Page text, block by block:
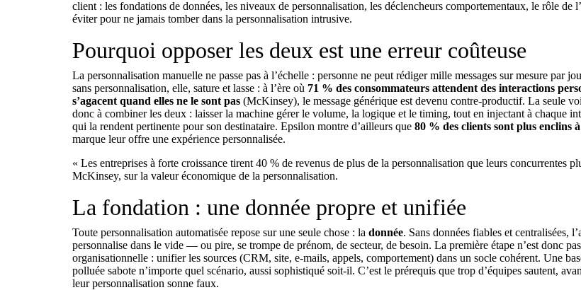
client : les fondations de données, les niveaux de personnalisation, les déclencheurs comportementaux, le rôle de
éviter pour ne jamais tomber dans la personnalisation intrusive.
Pourquoi opposer les deux est une erreur coûteuse
La personnalisation manuelle ne passe pas à l’échelle : personne ne peut rédiger mille messages sur mesure par
sans personnalisation, elle, sature et lasse : à l’ère où 71 % des consommateurs attendent des interactions
s’agacent quand elles ne le sont pas (McKinsey), le message générique est devenu contre-productif. La seule
donc à combiner les deux : laisser la machine gérer le volume, la logique et le timing, tout en injectant à chaque
qui la rendent pertinente pour son destinataire. Epsilon montre d’ailleurs que 80 % des clients sont plus enclins
marque leur offre une expérience personnalisée.
« Les entreprises à forte croissance tirent 40 % de revenus de plus de la personnalisation que leurs concurrentes
McKinsey, sur la valeur économique de la personnalisation.
La fondation : une donnée propre et unifiée
Toute personnalisation automatisée repose sur une seule chose : la donnée. Sans données fiables et centralisées,
personnalise dans le vide — ou pire, se trompe de prénom, de secteur, de besoin. La première étape n’est donc
organisationnelle : unifier les sources (CRM, site, e-mails, appels, comportement) dans un socle cohérent. Une
polluée sabote n’importe quel scénario, aussi sophistiqué soit-il. C’est le prérequis que trop d’équipes sautent,
leur personnalisation sonne faux.